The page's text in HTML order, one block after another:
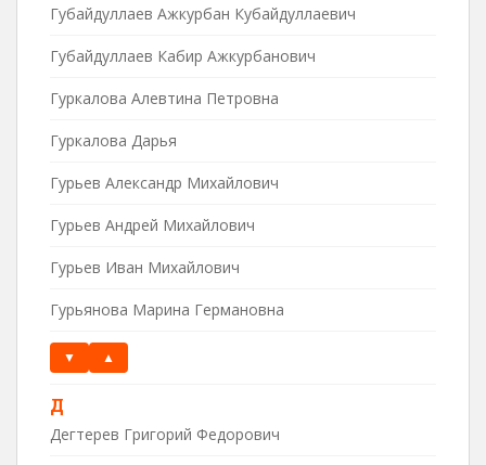
Губайдуллаев Ажкурбан Кубайдуллаевич
Губайдуллаев Кабир Ажкурбанович
Гуркалова Алевтина Петровна
Гуркалова Дарья
Гурьев Александр Михайлович
Гурьев Андрей Михайлович
Гурьев Иван Михайлович
Гурьянова Марина Германовна
▼ ▲
Д
Дегтерев Григорий Федорович